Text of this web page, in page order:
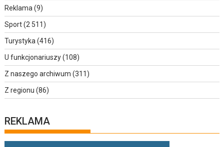
Reklama (9)
Sport(2 511)
Turystyka (416)
U funkcjonariuszy(108)
Z naszego archiwum (311)
Z regionu (86)
REKLAMA